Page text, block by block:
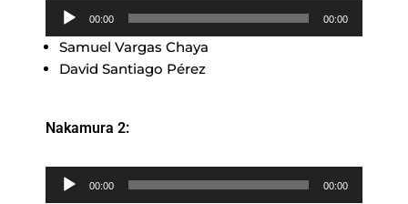
Reproductor
audio
00:00 00:00
Samuel Vargas Chaya
David Santiago Pérez
Nakamura 2:
Reproductor
00:00 00:00